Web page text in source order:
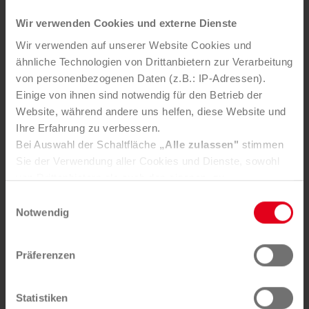
Wir verwenden Cookies und externe Dienste
Wir verwenden auf unserer Website Cookies und
ähnliche Technologien von Drittanbietern zur Verarbeitung
von personenbezogenen Daten (z.B.: IP-Adressen).
Einige von ihnen sind notwendig für den Betrieb der
Website, während andere uns helfen, diese Website und
Ihre Erfahrung zu verbessern.
Bei Auswahl der Schaltfläche „Alle zulassen" stimmen
Sie der Verwendung aller Cookies und Dienste, sowohl
von Drittanbietern als auch den eigenen, zu.
selbst zu entscheiden, welche Cookies-Setzung Sie
Selbstverständlich können Sie über Consent Button in
der linken unteren Ecke die gesetzte Zustimmung
Nähere Informationen finden Sie in unserer
Notwendig
Präferenzen
Statistiken
Weitere News
5. AUGUST 2026
Mürztaler Sauber­macher bleibt
starker Part­ner der Stadt
Die Mürztaler Sauber­macher GmbH stärkt mit ge­zielten
lauf­wirt­schaft in der Re­gion.